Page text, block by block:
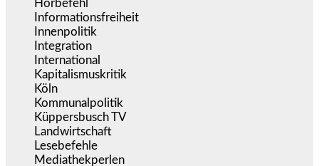
Hörbefehl
Informationsfreiheit
Innenpolitik
Integration
International
Kapitalismuskritik
Köln
Kommunalpolitik
Küppersbusch TV
Landwirtschaft
Lesebefehle
Mediathekperlen